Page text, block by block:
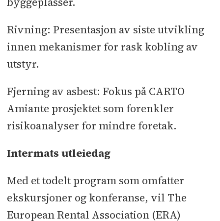
Rivning: Presentasjon av siste utvikling
innen mekanismer for rask kobling av
utstyr.
Fjerning av asbest: Fokus på CARTO
Amiante prosjektet som forenkler
risikoanalyser for mindre foretak.
Intermats utleiedag
Med et todelt program som omfatter
ekskursjoner og konferanse, vil The
European Rental Association (ERA)